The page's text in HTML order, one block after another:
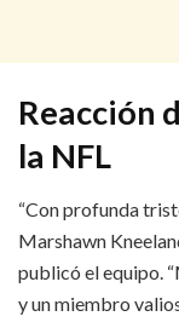
Reacción
la NFL
“Con profunda
Marshawn
publicó el equipo.
y un miembro